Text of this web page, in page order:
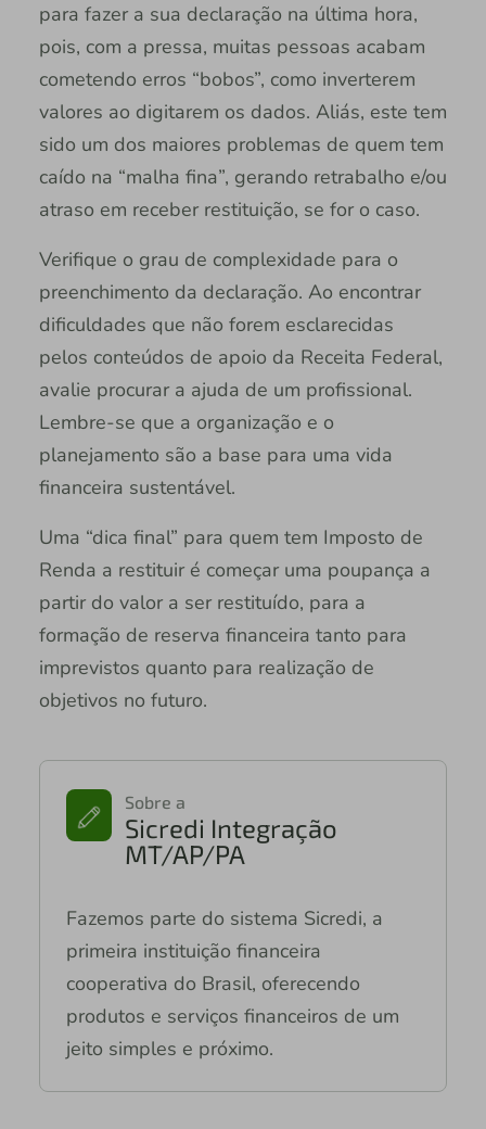
para fazer a sua declaração na última hora,
pois, com a pressa, muitas pessoas acabam
cometendo erros “bobos”, como inverterem
valores ao digitarem os dados. Aliás, este tem
sido um dos maiores problemas de quem tem
caído na “malha fina”, gerando retrabalho e/ou
atraso em receber restituição, se for o caso.
Verifique o grau de complexidade para o
preenchimento da declaração. Ao encontrar
dificuldades que não forem esclarecidas
pelos conteúdos de apoio da Receita Federal,
avalie procurar a ajuda de um profissional.
Lembre-se que a organização e o
planejamento são a base para uma vida
financeira sustentável.
Uma “dica final” para quem tem Imposto de
Renda a restituir é começar uma poupança a
partir do valor a ser restituído, para a
formação de reserva financeira tanto para
imprevistos quanto para realização de
objetivos no futuro.
Sobre a
Sicredi Integração
MT/AP/PA
Fazemos parte do sistema Sicredi, a
primeira instituição financeira
cooperativa do Brasil, oferecendo
produtos e serviços financeiros de um
jeito simples e próximo.